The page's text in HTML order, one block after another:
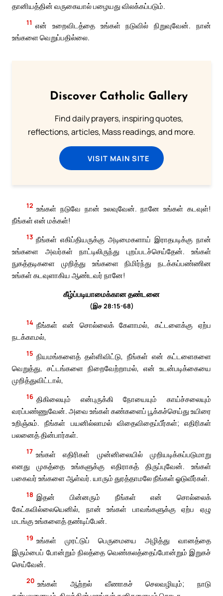
தானியத்தின் வருகையால் பழையது விலக்கப்படும்.
11 என் உறைவிடத்தை உங்கள் நடுவில் நிறுவுவேன். நான்
உங்களை வெறுப்பதில்லை.
Discover Catholic Gallery
Find daily prayers, inspiring quotes,
reflections, articles, Mass readings, and more.
VISIT MAIN SITE
12 உங்கள் நடுவே நான் உலவுவேன். நானே உங்கள் கடவுள்!
நீங்கள் என் மக்கள்!
13 நீங்கள் எகிப்தியருக்கு அடிமைகளாய் இராதபடிக்கு நான்
உங்களை அவர்கள் நாட்டிலிருந்து புறப்படச்செய்தேன். உங்கள்
நுகத்தடிகளை முறித்து உங்களை நிமிர்ந்து நடக்கப்பண்ணின
உங்கள் கடவுளாகிய ஆண்டவர் நானே!
கீழ்ப்படியாமைக்கான தண்டனை
(இச 28:15-68)
14 நீங்கள் என் சொல்லைக் கேளாமல், கட்டளைக்கு ஏற்ப
நடக்காமல்,
15 நியமங்களைத் தள்ளிவிட்டு, நீங்கள் என் கட்டளைகளை
வெறுத்து, சட்டங்களை நிறைவேற்றாமல், என் உடன்படிக்கையை
முறித்துவிட்டால்,
16 திகிலையும் என்புருக்கி நோயையும் காய்ச்சலையும்
வரப்பண்ணுவேன். அவை உங்கள் கண்களைப் பூக்கச்செய்து உயிரை
உறிஞ்சும். நீங்கள் பயனில்லாமல் விதைவிதைப்பீர்கள்; எதிரிகள்
பலனைத் தின்பார்கள்.
17 உங்கள் எதிரிகள் முன்னிலையில் முறியடிக்கப்படுமாறு
எனது முகத்தை உங்களுக்கு எதிராகத் திருப்புவேன். உங்கள்
பகைவர் உங்களை ஆள்வர். யாரும் துரத்தாமலே நீங்கள் ஓடுவீர்கள்.
18 இதன் பின்னரும் நீங்கள் என் சொல்லைக்
கேட்கவில்லையெனில், நான் உங்கள் பாவங்களுக்கு ஏற்ப ஏழு
மடங்கு உங்களைத் தண்டிப்பேன்.
19 உங்கள் முரட்டுப் பெருமையை அழித்து வானத்தை
இரும்பைப் போன்றும் நிலத்தை வெண்கலத்தைப்போன்றும் இறுகச்
செய்வேன்.
20 உங்கள் ஆற்றல் வீணாகச் செலவழியும்; நாடு